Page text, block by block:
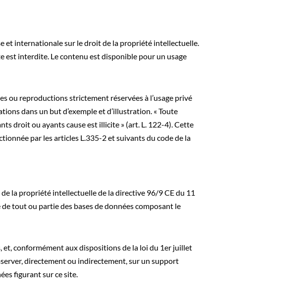
et internationale sur le droit de la propriété intellectuelle.
interdite. Le contenu est disponible pour un usage
ou reproductions strictement réservées à l’usage privé
dans un but d’exemple et d’illustration. « Toute
droit ou ayants cause est illicite » (art. L. 122-4). Cette
par les articles L.335-2 et suivants du code de la
la propriété intellectuelle de la directive 96/9 CE du 11
tout ou partie des bases de données composant le
et, conformément aux dispositions de la loi du 1er juillet
directement ou indirectement, sur un support
figurant sur ce site.